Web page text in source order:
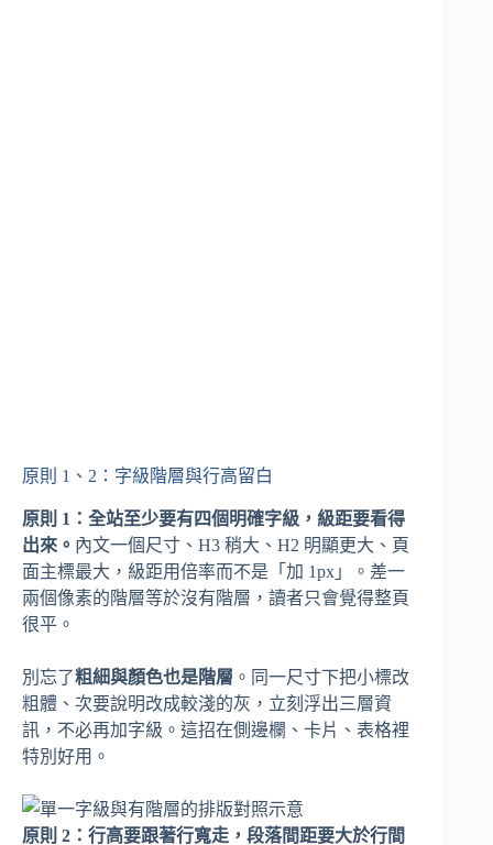
原則 1、2：字級階層與行高留白
原則 1：全站至少要有四個明確字級，級距要看得
出來。 內文一個尺寸、H3 稍大、H2 明顯更大、頁
面主標最大，級距用倍率而不是「加 1px」。差一
兩個像素的階層等於沒有階層，讀者只會覺得整頁
很平。
別忘了粗細與顏色也是階層 。同一尺寸下把小標改
粗體、次要說明改成較淺的灰，立刻浮出三層資
訊，不必再加字級。這招在側邊欄、卡片、表格裡
特別好用。
原則 2：行高要跟著行寬走，段落間距要大於行間